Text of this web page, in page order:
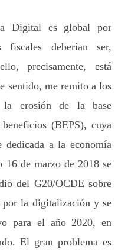
Digital es global por
fiscales deberían ser,
precisamente, está
sentido, me remito a los
la erosión de la base
(BEPS), cuya
dedicada a la economía
16 de marzo de 2018 se
del G20/OCDE sobre
por la digitalización y se
para el año 2020, en
El gran problema es